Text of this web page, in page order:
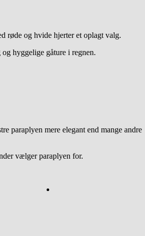
røde og hvide hjerter et oplagt valg.
hyggelige gåture i regnen.
paraplyen mere elegant end mange andre
vælger paraplyen for.